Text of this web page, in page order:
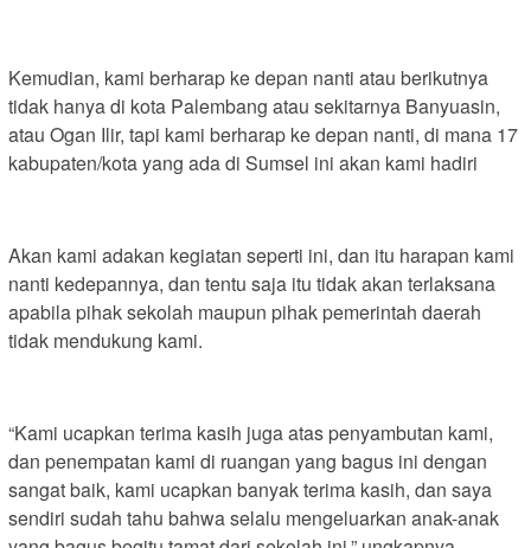
Kemudian, kami berharap ke depan nanti atau berikutnya
tidak hanya di kota Palembang atau sekitarnya Banyuasin,
atau Ogan Ilir, tapi kami berharap ke depan nanti, di mana 17
kabupaten/kota yang ada di Sumsel ini akan kami hadiri
Akan kami adakan kegiatan seperti ini, dan itu harapan kami
nanti kedepannya, dan tentu saja itu tidak akan terlaksana
apabila pihak sekolah maupun pihak pemerintah daerah
tidak mendukung kami.
“Kami ucapkan terima kasih juga atas penyambutan kami,
dan penempatan kami di ruangan yang bagus ini dengan
sangat baik, kami ucapkan banyak terima kasih, dan saya
sendiri sudah tahu bahwa selalu mengeluarkan anak-anak